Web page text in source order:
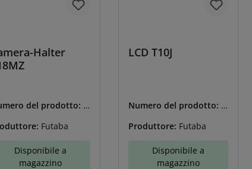
Halter
del prodotto: F
Futaba
Disponibile a
magazzino
LCD T10J
Numero del prodotto: F
Produttore: Futaba
Disponibile a
magazzino